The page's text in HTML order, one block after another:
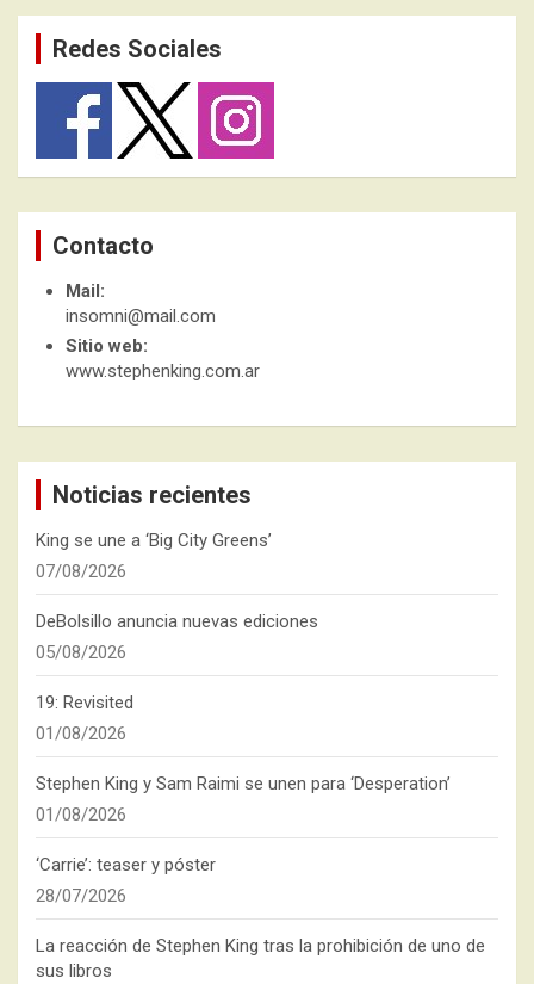
Redes Sociales
Contacto
Mail:
insomni@mail.com
Sitio web:
www.stephenking.com.ar
Noticias recientes
King se une a ‘Big City Greens’
07/08/2026
DeBolsillo anuncia nuevas ediciones
05/08/2026
19: Revisited
01/08/2026
Stephen King y Sam Raimi se unen para ‘Desperation’
01/08/2026
‘Carrie’: teaser y póster
28/07/2026
La reacción de Stephen King tras la prohibición de uno de
sus libros